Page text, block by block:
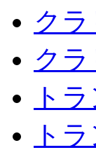
ク
ク
ト
ト